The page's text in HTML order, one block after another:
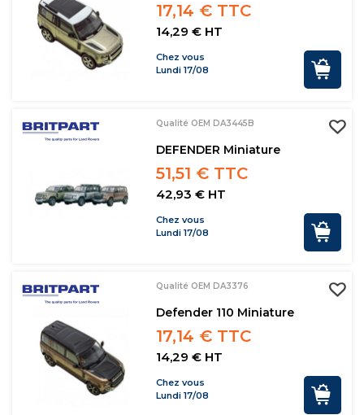
17,14 € TTC
14,29 € HT
Chez vous
Lundi 17/08
Qualité OEM DA3445B
DEFENDER Miniature
51,51 € TTC
42,93 € HT
Chez vous
Lundi 17/08
Qualité OEM DA3376
Defender 110 Miniature
17,14 € TTC
14,29 € HT
Chez vous
Lundi 17/08